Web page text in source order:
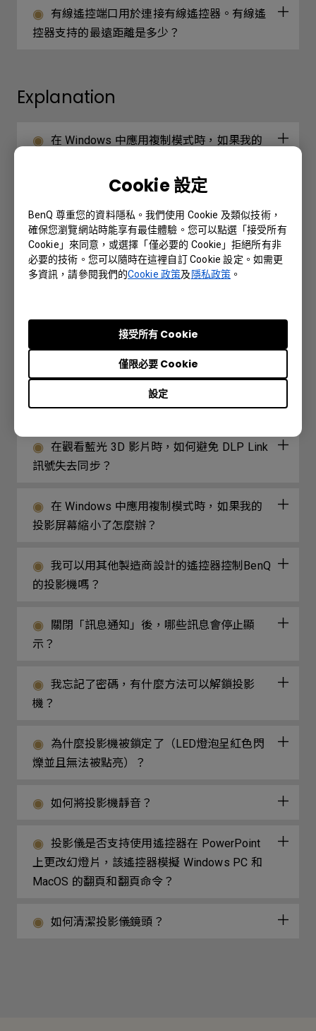
Cookie 設定
BenQ 尊重您的資料隱私。我們使用 Cookie 及類似技術，
確保您瀏覽網站時能享有最佳體驗。您可以點選「接受所有
Cookie」來同意，或選擇「僅必要的 Cookie」拒絕所有非
必要的技術。您可以隨時在這裡自訂 Cookie 設定。如需更
多資訊，請參閱我們的Cookie 政策及隱私政策。
設定
僅限必要 Cookie
接受所有 Cookie
有線遙控端口用於連接有線遙控器。有線遙
控器支持的最遠距離是多少？
Explanation
在 Windows 中應用複制模式時，如果我的
Further Query
投影機的傳輸速率可以更改嗎？
有線遙控端口用於連接有線遙控器。有線遙
控器支持的最遠距離是多少？
我的遙控器無法使用，該如何解決？
在觀看藍光 3D 影片時，如何避免 DLP Link
訊號失去同步？
在 Windows 中應用複制模式時，如果我的
投影屏幕縮小了怎麼辦？
我可以用其他製造商設計的遙控器控制BenQ
的投影機嗎？
關閉「訊息通知」後，哪些訊息會停止顯
示？
我忘記了密碼，有什麼方法可以解鎖投影
機？
為什麼投影機被鎖定了（LED燈泡呈紅色閃
爍並且無法被點亮）？
如何將投影機靜音？
投影儀是否支持使用遙控器在 PowerPoint
上更改幻燈片，該遙控器模擬 Windows PC 和
MacOS 的翻頁和翻頁命令？
如何清潔投影儀鏡頭？